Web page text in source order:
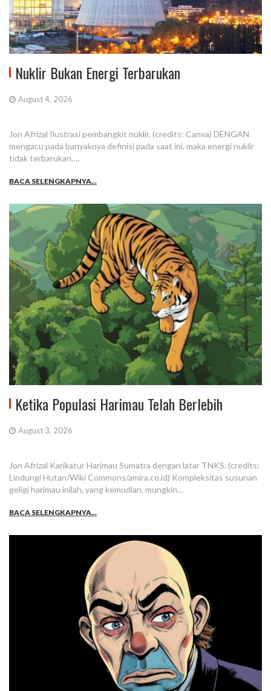
Nuklir Bukan Energi Terbarukan
August 4, 2026
Jon Afrizal Ilustrasi pembangkit nuklir. (credits: Canva) DENGAN
mengacu pada banyaknya definisi pada saat ini, maka energi nuklir
tidak terbarukan….
BACA SELENGKAPNYA...
Ketika Populasi Harimau Telah Berlebih
August 3, 2026
Jon Afrizal Karikatur Harimau Sumatra dengan latar TNKS. (credits:
Lindungi Hutan/Wiki Commons/amira.co.id) Kompleksitas susunan
geligi harimau inilah, yang kemudian, mungkin…
BACA SELENGKAPNYA...